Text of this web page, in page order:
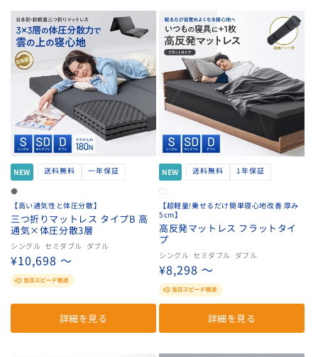
NEW 送料無料 一年保証
【高い通気性と体圧分散】
三つ折りマットレス タイプB 高
通気×体圧分散3層
シングル セミダブル ダブル
通
常
¥10,698 〜
詳細を見る
NEW 送料無料 1年保証
【超軽量!乗せるだけ簡単寝心地改善 厚み
5cm】
高反発マットレス フラットタイ
プ
シングル セミダブル ダブル
通
常
価
¥8,298 〜
詳細を見る